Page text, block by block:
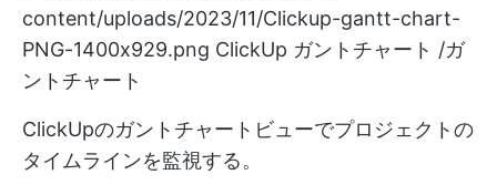
content/uploads/2023/11/Clickup-gantt-chart-
PNG-1400x929.png ClickUp ガントチャート /ガ
ントチャート
ClickUpのガントチャートビューでプロジェクトの
タイムラインを監視する。